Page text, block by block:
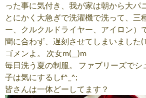
った事に気付き、我が家は朝から大パ
とにかく大急ぎで洗濯機で洗って、三
ー、クルクルドライヤー、アイロン）
間に合わず、遅刻させてしまいました
ゴメンよ。 次女m(__)m
毎日洗う夏の制服。 ファブリーズでシ
子は気にするしf^_^;
皆さんは一体どーしてます？